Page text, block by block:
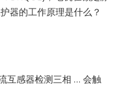
器的工作原理是什么？
互感器检测三相 … 会触